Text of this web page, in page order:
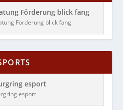
Förderung blick fang
esport